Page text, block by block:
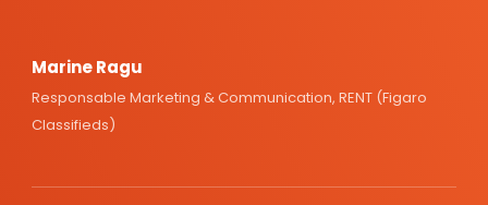
Marine Ragu
Responsable Marketing & Communication, RENT (Figaro
Classifieds)